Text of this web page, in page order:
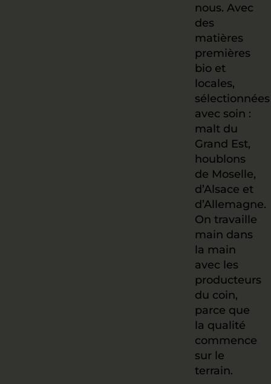
nous. Avec
des
matières
premières
bio et
locales,
sélectionnées
avec soin :
malt du
Grand Est,
houblons
de Moselle,
d’Alsace et
d’Allemagne.
On travaille
main dans
la main
avec les
producteurs
du coin,
parce que
la qualité
commence
sur le
terrain.